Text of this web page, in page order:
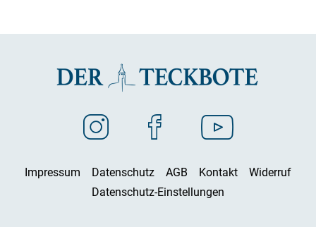
Impressum Datenschutz AGB Kontakt
Widerruf
Datenschutz-Einstellungen